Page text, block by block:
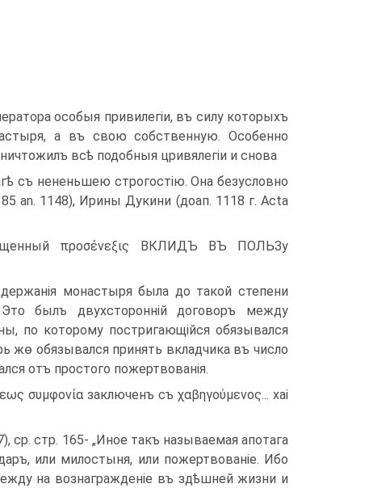
особыя привилегіи, въ силу которыхъ
а въ свою собственную. Особенно
всѣ подобныя цривялегіи и снова
съ нененьшею строгостію. Она безусловно
an. 1148), Ирины Дукини (доап. 1118 г. Acta
προσένεξις ВКЛИДЪ ВЪ ПОЛЬЗу
монастыря была до такой степени
былъ двухсторонній договоръ между
по которому постригающійся обязывался
обязывался принять вкладчика въ число
отъ простого пожертвованія.
συμφονία заключенъ съ χαβηγούμενος... xai
cp. стр. 165- „Иное такъ называемая апотага
или милостыня, или пожертвованіе. Ибо
на вознагражденіе въ здѣшней жизни и